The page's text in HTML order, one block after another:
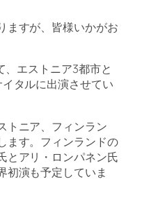
ますが、皆様いかがお
エストニア3都市と
タルに出演させてい
トニア、フィンラン
ます。フィンランドの
とアリ・ロンパネン氏
初演も予定していま